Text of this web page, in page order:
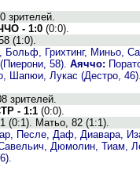
зрителей.
- 1:0(0:0).
(1:0).
Больф, Грихтинг, Миньо,
58). Аяччо:
Шапюи, Лукас (Дестро, 46).
зрителей.
- 1:1(0:0).
(0:1). Матьо, 82 (1:1).
Песле, Даф, Диавара,
Дюмолин, Тиам,